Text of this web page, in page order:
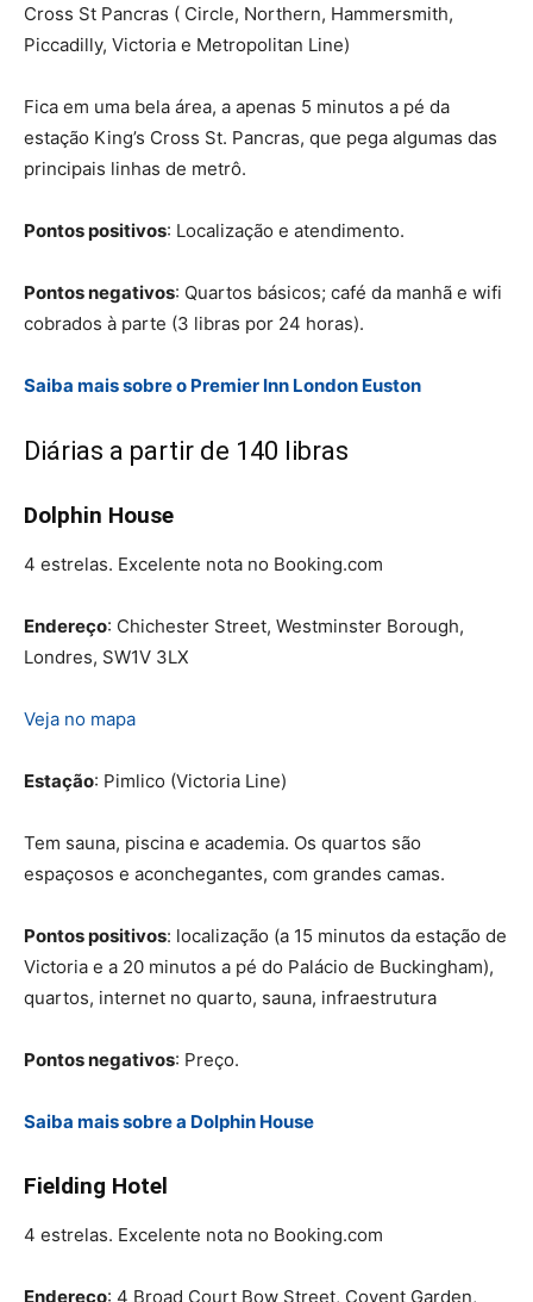
Cross St Pancras ( Circle, Northern, Hammersmith,
Piccadilly, Victoria e Metropolitan Line)
Fica em uma bela área, a apenas 5 minutos a pé da
estação King’s Cross St. Pancras, que pega algumas das
principais linhas de metrô.
Pontos positivos: Localização e atendimento.
Pontos negativos: Quartos básicos; café da manhã e wifi
cobrados à parte (3 libras por 24 horas).
Saiba mais sobre o Premier Inn London Euston
Diárias a partir de 140 libras
Dolphin House
4 estrelas. Excelente nota no Booking.com
Endereço: Chichester Street, Westminster Borough,
Londres, SW1V 3LX
Veja no mapa
Estação: Pimlico (Victoria Line)
Tem sauna, piscina e academia. Os quartos são
espaçosos e aconchegantes, com grandes camas.
Pontos positivos: localização (a 15 minutos da estação de
Victoria e a 20 minutos a pé do Palácio de Buckingham),
quartos, internet no quarto, sauna, infraestrutura
Pontos negativos: Preço.
Saiba mais sobre a Dolphin House
Fielding Hotel
4 estrelas. Excelente nota no Booking.com
Endereço: 4 Broad Court Bow Street, Covent Garden,